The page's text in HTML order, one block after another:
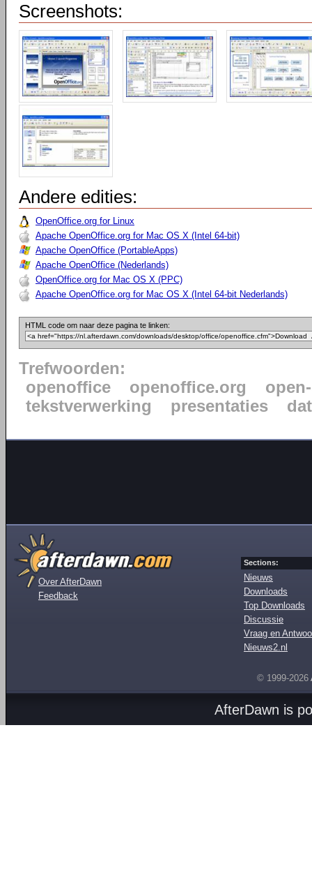
Screenshots:
Andere edities:
OpenOffice.org for Linux
Apache OpenOffice.org for Mac OS X (Intel 64-bit)
Apache OpenOffice (PortableApps)
Apache OpenOffice (Nederlands)
OpenOffice.org for Mac OS X (PPC)
Apache OpenOffice.org for Mac OS X (Intel 64-bit Nederlands)
HTML code om naar deze pagina te linken:
Trefwoorden:
openoffice
openoffice.org
tekstverwerking
presentaties
Over AfterDawn
Feedback
Sections:
Nieuws
Downloads
Top Downloads
Discussie
Vraag en
Nieuws2.nl
© 1999-2026
AfterDawn is